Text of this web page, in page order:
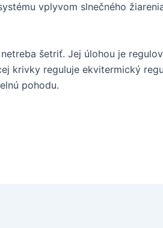
vplyvom slnečného
šetriť. Jej úlohou je
krivky reguluje ekvitermický
pohodu.